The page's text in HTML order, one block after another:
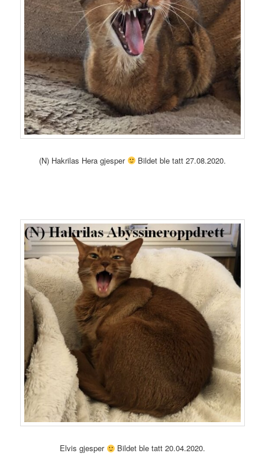
(N) Hakrilas Hera gjesper Bildet ble tatt 27.08.2020.
Elvis gjesper Bildet ble tatt 20.04.2020.